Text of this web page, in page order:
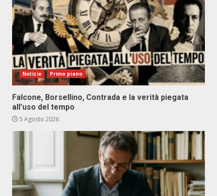
Notizie Primo piano
Falcone, Borsellino, Contrada e la verità piegata
all’uso del tempo
5 Agosto 2026